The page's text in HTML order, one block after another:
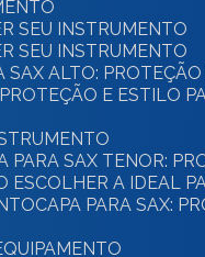
SEU INSTRUMENTO
SEU INSTRUMENTO
SAX ALTO:
PROTEÇÃO E ESTILO
PARA SAX TENOR:
ESCOLHER A IDEAL
CAPA PARA SAX: